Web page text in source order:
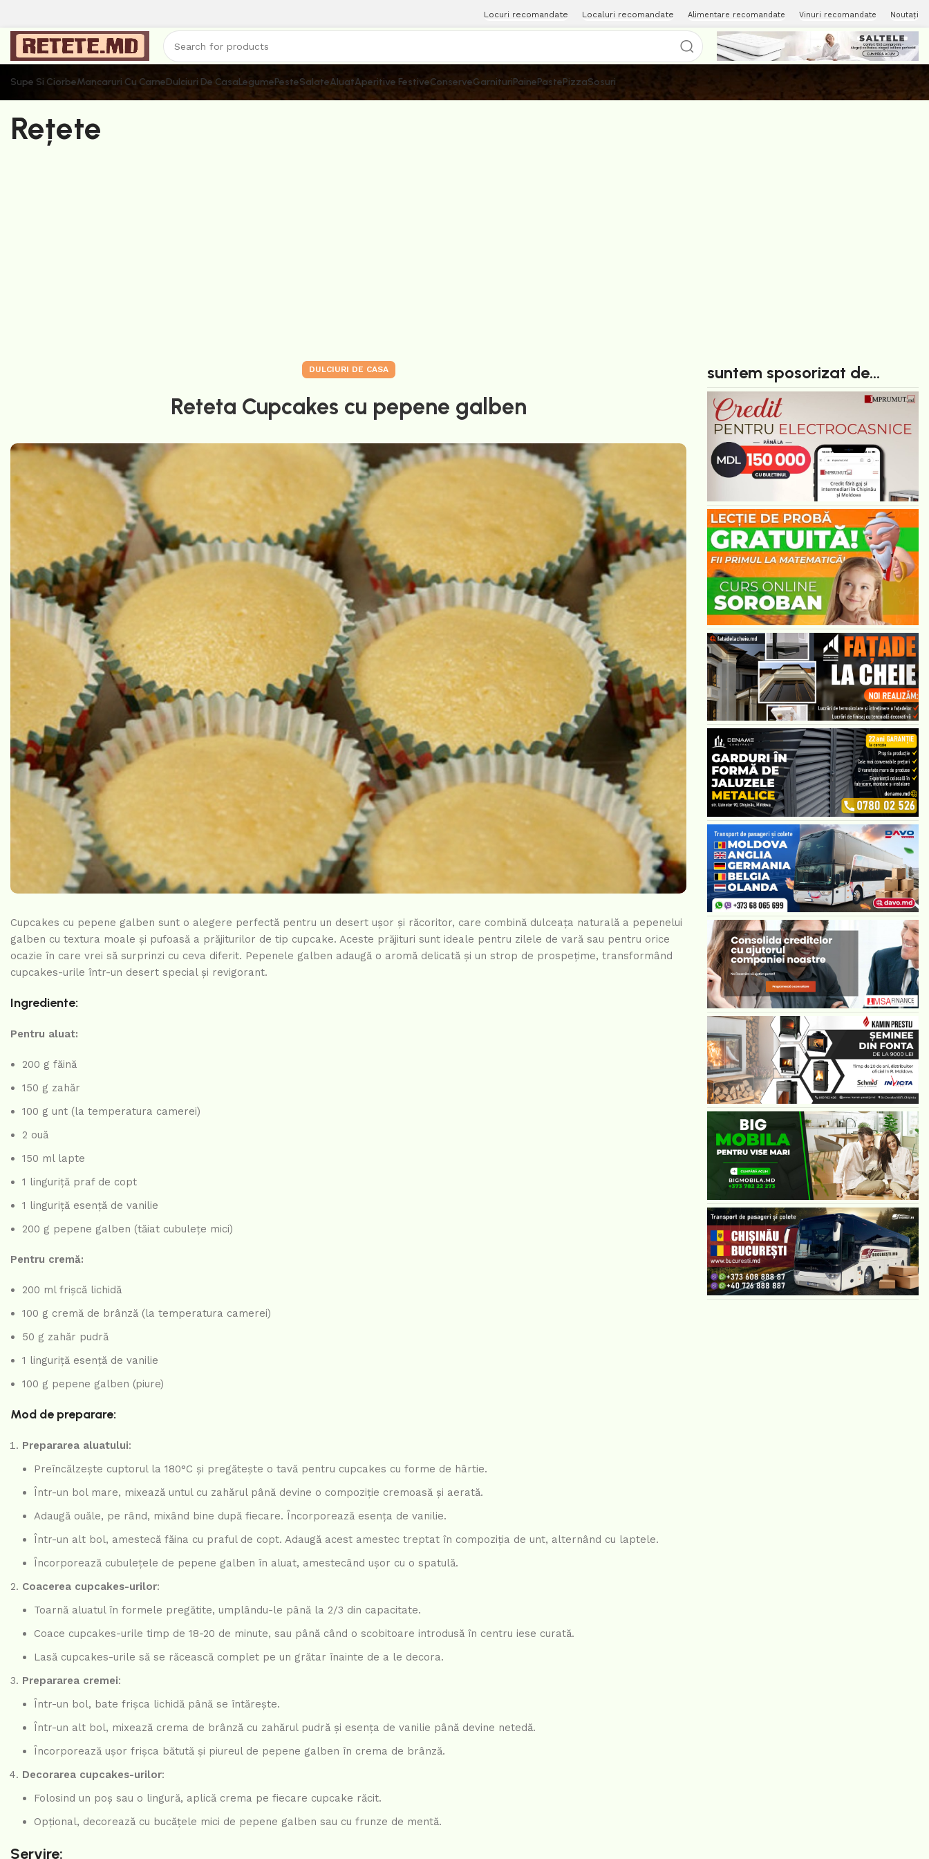
Locuri recomandate Localuri recomandate Alimentare recomandate Vinuri recomandate Noutați
Supe Si CiorbeMancaruri Cu CarneDulciuri De CasaLegumePesteSalateAluatAperitive FestiveConserveGarnituriPainePastePizzaSosuri
Rețete
DULCIURI DE CASA
Reteta Cupcakes cu pepene galben
Cupcakes cu pepene galben sunt o alegere perfectă pentru un desert ușor și răcoritor, care combină dulceața naturală a pepenelui
galben cu textura moale și pufoasă a prăjiturilor de tip cupcake. Aceste prăjituri sunt ideale pentru zilele de vară sau pentru orice
ocazie în care vrei să surprinzi cu ceva diferit. Pepenele galben adaugă o aromă delicată și un strop de prospețime, transformând
cupcakes-urile într-un desert special și revigorant.
Ingrediente:
Pentru aluat:
200 g făină
150 g zahăr
100 g unt (la temperatura camerei)
2 ouă
150 ml lapte
1 linguriță praf de copt
1 linguriță esență de vanilie
200 g pepene galben (tăiat cubulețe mici)
Pentru cremă:
200 ml frișcă lichidă
100 g cremă de brânză (la temperatura camerei)
50 g zahăr pudră
1 linguriță esență de vanilie
100 g pepene galben (piure)
Mod de preparare:
Prepararea aluatului:
Preîncălzește cuptorul la 180°C și pregătește o tavă pentru cupcakes cu forme de hârtie.
Într-un bol mare, mixează untul cu zahărul până devine o compoziție cremoasă și aerată.
Adaugă ouăle, pe rând, mixând bine după fiecare. Încorporează esența de vanilie.
Într-un alt bol, amestecă făina cu praful de copt. Adaugă acest amestec treptat în compoziția de unt, alternând cu laptele.
Încorporează cubulețele de pepene galben în aluat, amestecând ușor cu o spatulă.
Coacerea cupcakes-urilor:
Toarnă aluatul în formele pregătite, umplându-le până la 2/3 din capacitate.
Coace cupcakes-urile timp de 18-20 de minute, sau până când o scobitoare introdusă în centru iese curată.
Lasă cupcakes-urile să se răcească complet pe un grătar înainte de a le decora.
Prepararea cremei:
Într-un bol, bate frișca lichidă până se întărește.
Într-un alt bol, mixează crema de brânză cu zahărul pudră și esența de vanilie până devine netedă.
Încorporează ușor frișca bătută și piureul de pepene galben în crema de brânză.
Decorarea cupcakes-urilor:
Folosind un poș sau o lingură, aplică crema pe fiecare cupcake răcit.
Opțional, decorează cu bucățele mici de pepene galben sau cu frunze de mentă.
Servire:
suntem sposorizat de...